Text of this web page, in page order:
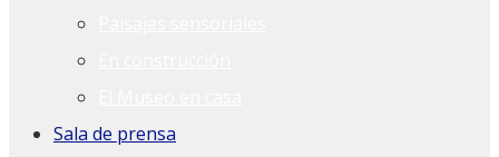
Sala de prensa